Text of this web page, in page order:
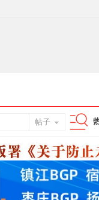
帖子
索